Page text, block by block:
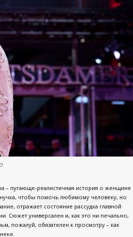
– пугающе-реалистичная история о женщине
чтобы помочь любимому человеку, но
отражает состояние рассудка главной
Сюжет универсален и, как это ни печально,
пожалуй, обязателен к просмотру – как